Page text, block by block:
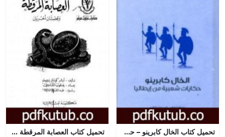
تحميل كتاب الخال كابرينو – حكايات شعبية من إيطاليا PDF تأليف توماس فريدريك كراين مجانا [كامل] تحميل كتاب العصابة المرقطة وقصتان آخريان PDF تأليف آرثر كونان دويل مجانا [كامل]